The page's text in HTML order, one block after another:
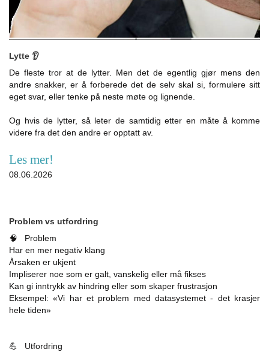
Lytte 👂
De fleste tror at de lytter. Men det de egentlig gjør mens den
andre snakker, er å forberede det de selv skal si, formulere sitt
eget svar, eller tenke på neste møte og lignende.
Og hvis de lytter, så leter de samtidig etter en måte å komme
videre fra det den andre er opptatt av.
Les mer!
08.06.2026
Problem vs utfordring
🧠 Problem
Har en mer negativ klang
Årsaken er ukjent
Impliserer noe som er galt, vanskelig eller må fikses
Kan gi inntrykk av hindring eller som skaper frustrasjon
Eksempel: «Vi har et problem med datasystemet - det krasjer
hele tiden»
💪 Utfordring